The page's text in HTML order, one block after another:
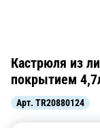
Кастрюля из
покрытием
Арт. TR20880124